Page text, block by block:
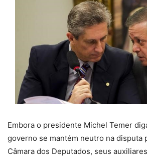
Embora o presidente Michel Temer
governo se mantém neutro na disputa
Câmara dos Deputados, seus